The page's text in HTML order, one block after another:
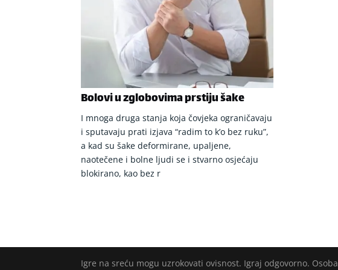
Bolovi u zglobovima prstiju šake
I mnoga druga stanja koja čovjeka ograničavaju
i sputavaju prati izjava “radim to k’o bez ruku”,
a kad su šake deformirane, upaljene,
naotečene i bolne ljudi se i stvarno osjećaju
blokirano, kao bez r
Igre na sreću mogu uzrokovati ovisnost. Igraj odgovorno.